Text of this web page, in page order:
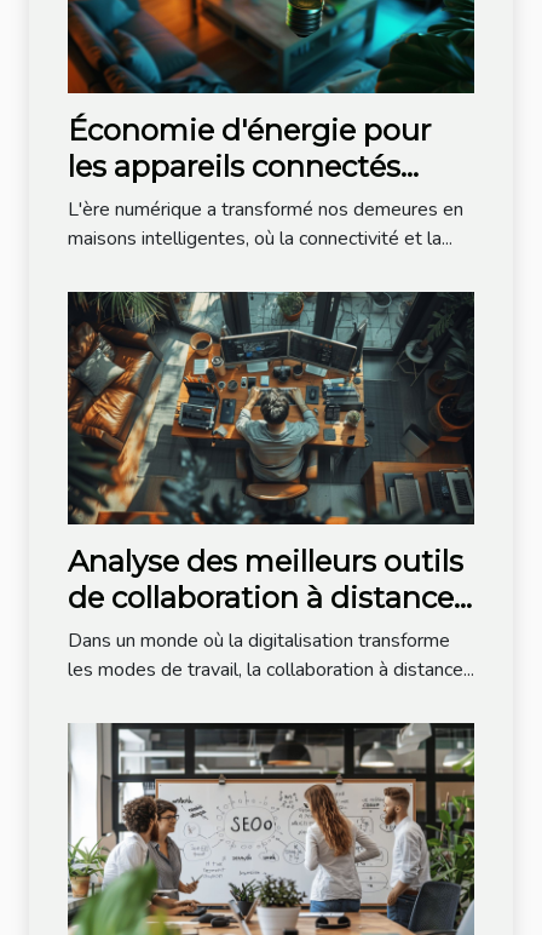
Économie d'énergie pour
les appareils connectés
Astuces pour une maison
intelligente plus verte
L'ère numérique a transformé nos demeures en
maisons intelligentes, où la connectivité et la...
Analyse des meilleurs outils
de collaboration à distance
pour les professionnels de la
technologie
Dans un monde où la digitalisation transforme
les modes de travail, la collaboration à distance...